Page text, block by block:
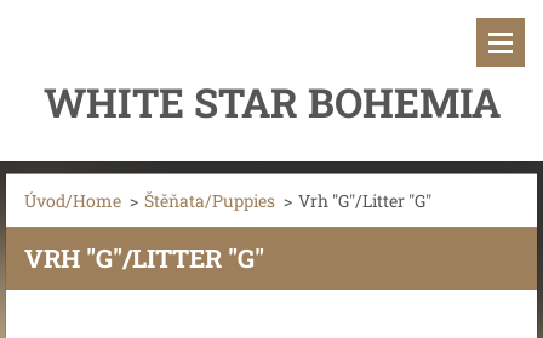
WHITE STAR BOHEMIA
Úvod/Home > Štěňata/Puppies > Vrh "G"/Litter "G"
VRH "G"/LITTER "G"